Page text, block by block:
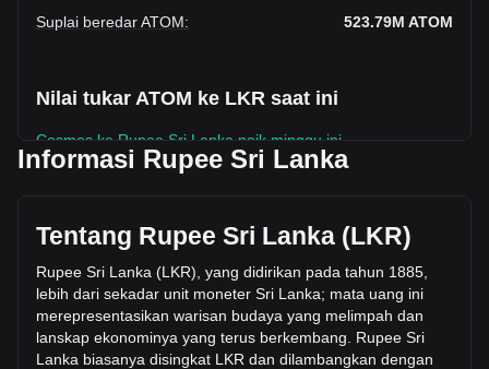
Suplai beredar ATOM: 523.79M ATOM
Nilai tukar ATOM ke LKR saat ini
Cosmos ke Rupee Sri Lanka naik minggu ini.
Harga pasar Cosmos saat ini adalah Rs461.21 per ATOM,
Rs241,580,621,172.79 LKR berdasarkan suplai beredar
sebanyak 523,792,400 ATOM. Volume perdagangan
sebesar Cosmos telah berubah -15.30% (Rs-
956,664,972.82 LKR) dalam 24 jam terakhir. Pada hari
perdagangan terakhir, volume perdagangan ATOM adalah
Rs6,254,715,384.79.
Informasi Rupee Sri Lanka
Tentang Rupee Sri Lanka (LKR)
Rupee Sri Lanka (LKR), yang didirikan pada tahun 1885,
lebih dari sekadar unit moneter Sri Lanka; mata uang ini
merepresentasikan warisan budaya yang melimpah dan
lanskap ekonominya yang terus berkembang. Rupee Sri
Lanka biasanya disingkat LKR dan dilambangkan dengan